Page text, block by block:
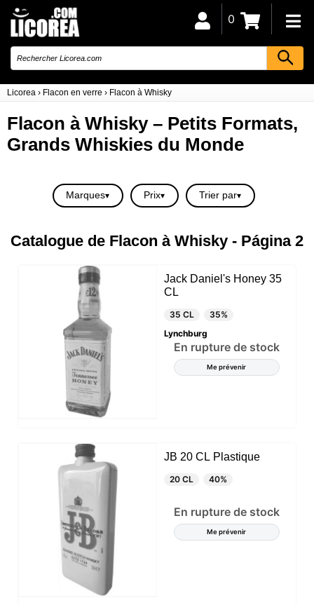
Licorea › Flacon en verre › Flacon à Whisky
0
Flacon à Whisky – Petits Formats,
Grands Whiskies du Monde
Marques Prix Trier par
Catalogue de Flacon à Whisky - Página 2
Jack Daniel's Honey 35
CL
35 CL
35%
Lynchburg
En rupture de stock
Me prévenir
JB 20 CL Plastique
20 CL 40%
En rupture de stock
Me prévenir